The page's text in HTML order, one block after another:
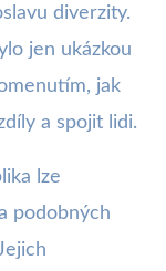
diverzity.
jen ukázkou
jak
a spojit lidi.
lze
podobných